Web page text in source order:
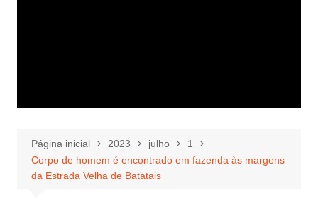
Página inicial 2023 julho
1
Corpo de homem é encontrado em fazenda às margens
da Estrada Velha de Batatais